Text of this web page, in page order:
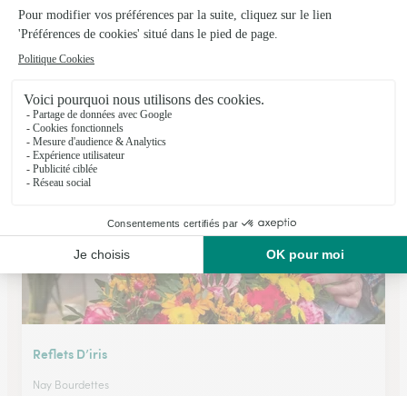
Le Papyrus
Serres Castet
★★★★★4.3 (51)
79, chemin de Pau
Voir la boutique
Reflets D’iris
Nay Bourdettes